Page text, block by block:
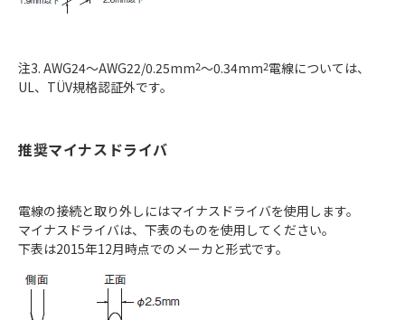
注3. AWG24～AWG22/0.25mm2～0.34mm2電線については、
UL、TÜV規格認証外です。
推奨マイナスドライバ
電線の接続と取り外しにはマイナスドライバを使用します。
マイナスドライバは、下表のものを使用してください。
下表は2015年12月時点でのメーカと形式です。